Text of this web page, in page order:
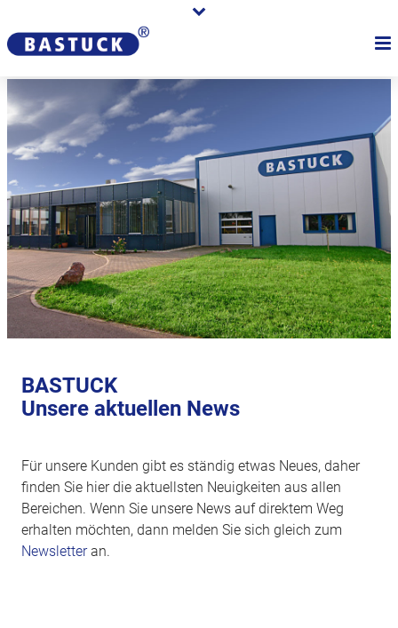
BASTUCK
Unsere aktuellen News
Für unsere Kunden gibt es ständig etwas Neues, daher
finden Sie hier die aktuellsten Neuigkeiten aus allen
Bereichen. Wenn Sie unsere News auf direktem Weg
erhalten möchten, dann melden Sie sich gleich zum
Newsletteran.